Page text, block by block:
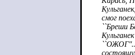
смог
``Бреши
``ОЖОГ''...